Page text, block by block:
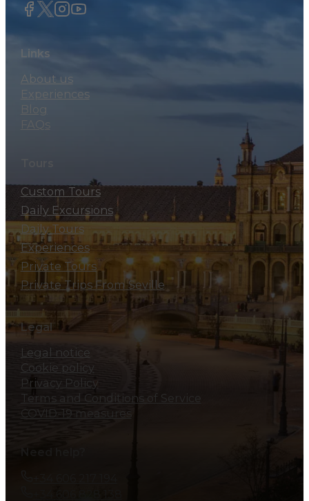
Links
About us
Experiences
Blog
FAQs
Custom Tours
Daily Excursions
Daily Tours
Experiences
Private Tours
Private Trips From Seville
Legal
Legal notice
Cookie policy
Privacy Policy
Terms and Conditions of Service
COVID-19 measures